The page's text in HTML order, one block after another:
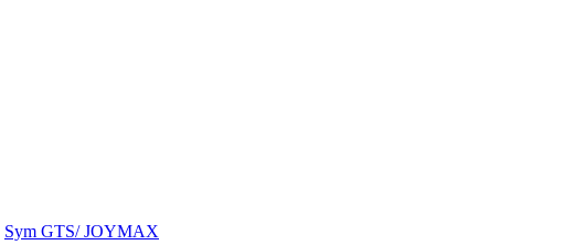
Sym GTS/ JOYMAX